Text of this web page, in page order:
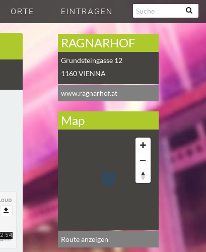
ORTE EINTRAGEN
RAGNARHOF
Grundsteingasse 12
1160VIENNA
www.ragnarhof.at
Map
Route anzeigen